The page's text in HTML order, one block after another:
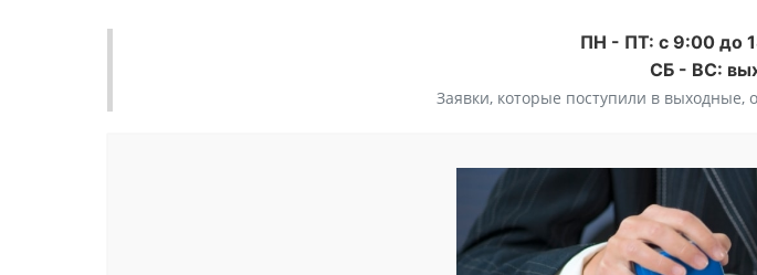
ПН - ПТ: с 9:00 до
СБ - ВС:
Заявки, которые поступили в